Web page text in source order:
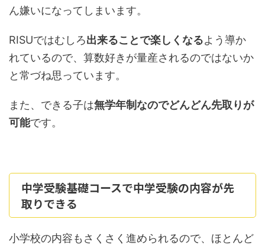
ん嫌いになってしまいます。
RISUではむしろ出来ることで楽しくなるよう導か
れているので、算数好きが量産されるのではないか
と常づね思っています。
また、できる子は無学年制なのでどんどん先取りが
可能です。
中学受験基礎コースで中学受験の内容が先
取りできる
小学校の内容もさくさく進められるので、ほとんど